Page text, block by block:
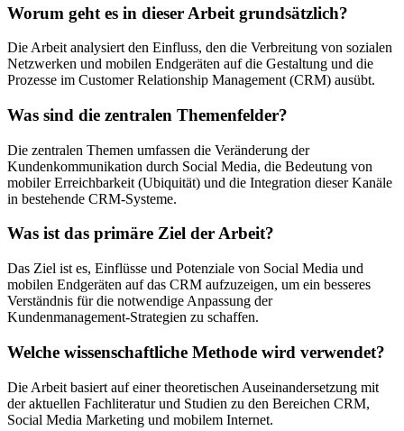
Worum geht es in dieser Arbeit grundsätzlich?
Die Arbeit analysiert den Einfluss, den die Verbreitung von sozialen
Netzwerken und mobilen Endgeräten auf die Gestaltung und die
Prozesse im Customer Relationship Management (CRM) ausübt.
Was sind die zentralen Themenfelder?
Die zentralen Themen umfassen die Veränderung der
Kundenkommunikation durch Social Media, die Bedeutung von
mobiler Erreichbarkeit (Ubiquität) und die Integration dieser Kanäle
in bestehende CRM-Systeme.
Was ist das primäre Ziel der Arbeit?
Das Ziel ist es, Einflüsse und Potenziale von Social Media und
mobilen Endgeräten auf das CRM aufzuzeigen, um ein besseres
Verständnis für die notwendige Anpassung der
Kundenmanagement-Strategien zu schaffen.
Welche wissenschaftliche Methode wird verwendet?
Die Arbeit basiert auf einer theoretischen Auseinandersetzung mit
der aktuellen Fachliteratur und Studien zu den Bereichen CRM,
Social Media Marketing und mobilem Internet.